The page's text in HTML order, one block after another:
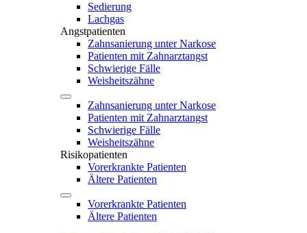
Sedierung
Lachgas
Angstpatienten
Zahnsanierung unter Narkose
Patienten mit Zahnarztangst
Schwierige Fälle
Weisheitszähne
Zahnsanierung unter Narkose
Patienten mit Zahnarztangst
Schwierige Fälle
Weisheitszähne
Risikopatienten
Vorerkrankte Patienten
Ältere Patienten
Vorerkrankte Patienten
Ältere Patienten